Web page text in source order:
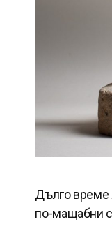
Дълго време
по-мащабни